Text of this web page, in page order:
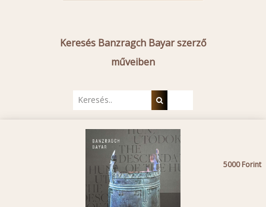
Keresés Banzragch Bayar szerző
műveiben
5000